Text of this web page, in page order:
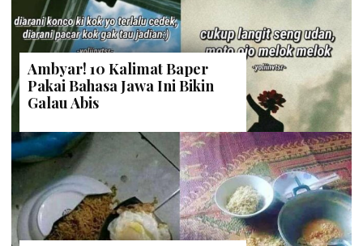
Ambyar! 10 Kalimat Baper
Pakai Bahasa Jawa Ini Bikin
Galau Abis